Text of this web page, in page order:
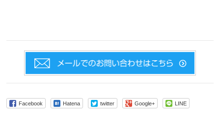
Facebook Hatena twitter Google+ LINE